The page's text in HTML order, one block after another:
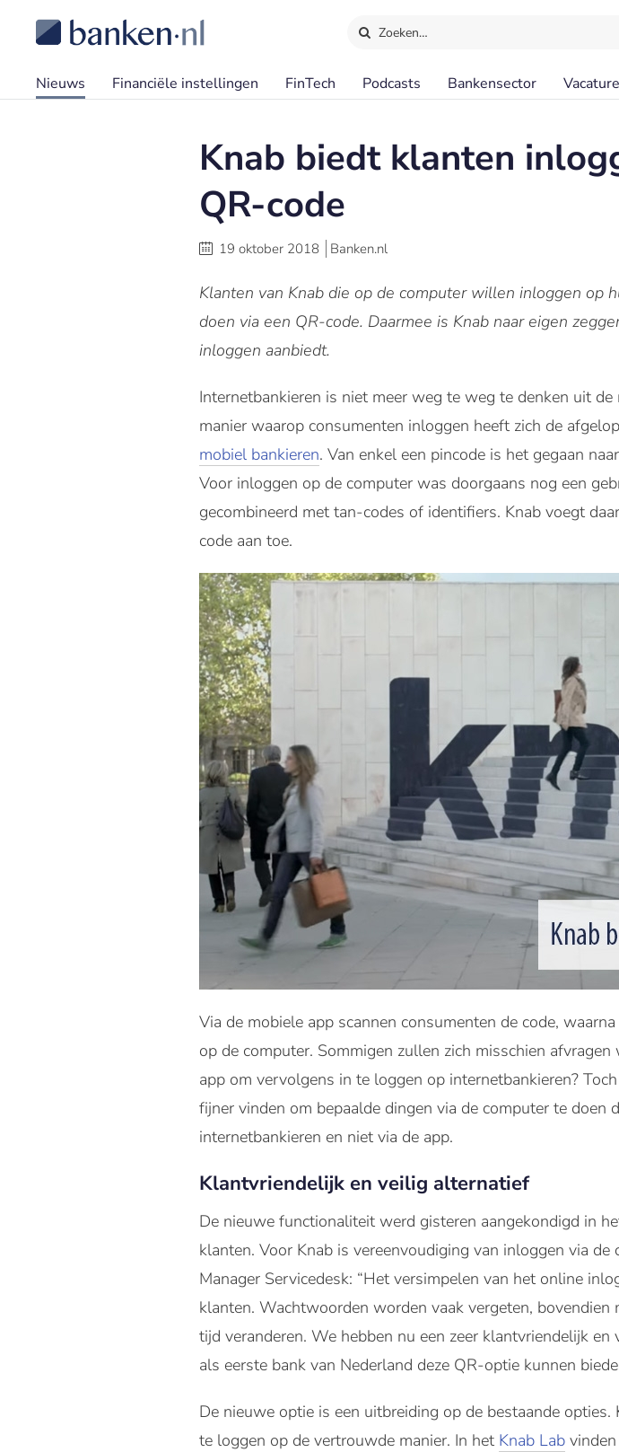
Zoeken…
Nieuws Financiële instellingen FinTech Podcasts Bankensector
Knab biedt klanten
QR-code
19 oktober 2018 Banken.nl
Klanten van Knab die op de computer willen inloggen op
doen via een QR-code. Daarmee is Knab naar eigen
inloggen aanbiedt.
Internetbankieren is niet meer weg te weg te denken uit
manier waarop consumenten inloggen heeft zich de
mobiel bankieren. Van enkel een pincode is het gegaan
Voor inloggen op de computer was doorgaans nog een
gecombineerd met tan-codes of identifiers. Knab voegt
code aan toe.
Via de mobiele app scannen consumenten de code,
op de computer. Sommigen zullen zich misschien
app om vervolgens in te loggen op internetbankieren?
fijner vinden om bepaalde dingen via de computer te doen
internetbankieren en niet via de app.
Klantvriendelijk en veilig alternatief
De nieuwe functionaliteit werd gisteren aangekondigd in
klanten. Voor Knab is vereenvoudiging van inloggen via
Manager Servicedesk: “Het versimpelen van het online
klanten. Wachtwoorden worden vaak vergeten,
tijd veranderen. We hebben nu een zeer klantvriendelijk
als eerste bank van Nederland deze QR-optie kunnen
De nieuwe optie is een uitbreiding op de bestaande
te loggen op de vertrouwde manier. In het Knab Lab